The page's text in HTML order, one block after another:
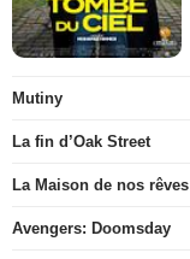
Mutiny
La fin d’Oak Street
La Maison de nos rêves
Avengers: Doomsday